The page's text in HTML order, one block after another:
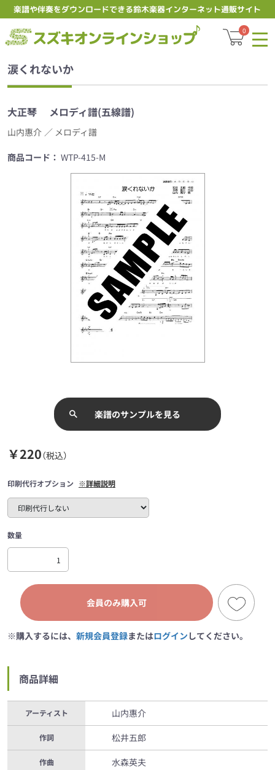
楽譜や伴奏をダウンロードできる鈴木楽器インターネット通販サイト
スズキ
0
涙くれないか
大正琴 メロディ譜(五線譜)
山内惠介 ／ メロディ譜
商品コード： WTP-415-M
楽譜のサンプルを見る
￥220（税込）
印刷代行オプション ※詳細説明
数量
会員のみ購入可
※購入するには、 新規会員登録またはログイン してください。
商品詳細
アーティスト 山内惠介
作詞 松井五郎
作曲 水森英夫